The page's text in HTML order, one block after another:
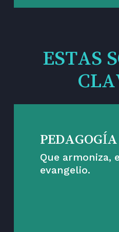
ESTAS
PEDAGOGÍA
Que armoniza,
evangelio.